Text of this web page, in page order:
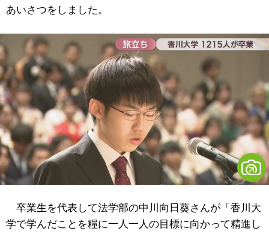
あいさつをしました。
卒業生を代表して法学部の中川向日葵さんが「香川大
学で学んだことを糧に一人一人の目標に向かって精進し